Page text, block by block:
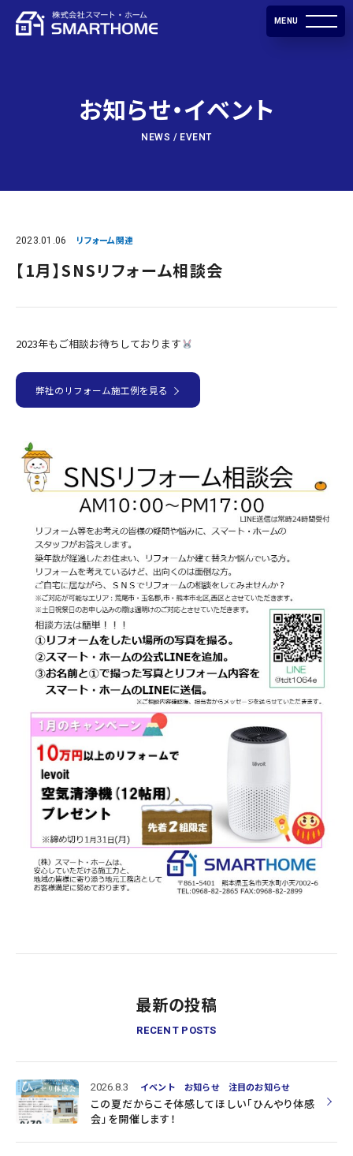
MENU
お知らせ・イベント
NEWS / EVENT
2023.01.06 リフォーム関連
【1月】SNSリフォーム相談会
2023年もご相談お待ちしております
弊社のリフォーム施工例を見る
最新の投稿
RECENT POSTS
2026.8.3 イベント お知らせ 注目のお知らせ
この夏だからこそ体感してほしい「ひんやり体感
会」を開催します！